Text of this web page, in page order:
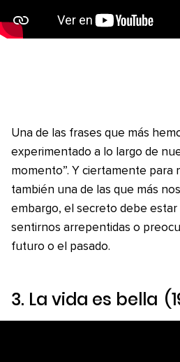
Una de las frases que más
experimentado a lo largo de
momento”. Y ciertamente para
también una de las que más
embargo, el secreto debe
sentirnos arrepentidas o
futuro o el pasado.
3. La vida es bella